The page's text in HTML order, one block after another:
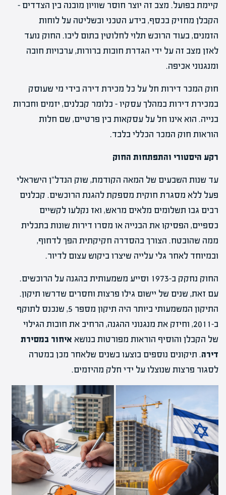
קיימת בפועל. מצב זה יוצר חוסר שוויון מובנה בין הצדדים –
הקבלן מחזיק בכסף, בידע הטכני ובשליטה על לוחות
הזמנים, בעוד הרוכש תלוי לחלוטין בתום ליבו. החוק נועד
לאזן מצב זה על ידי הגדרת חובות ברורות, ערבויות חובה
ומנגנוני אכיפה.
חוק המכר דירות חל על כל מכירת דירה בידי מי שעוסק
במכירת דירות במהלך עסקיו – כלומר קבלנים, יזמים וחברות
בנייה. הוא אינו חל על עסקאות בין פרטיים, שם חלות
הוראות חוק המכר הכללי בלבד.
רקע היסטורי והתפתחות החוק
עד שנות השבעים של המאה הקודמת, שוק הנדל"ן הישראלי
פעל ללא מסגרת חוקית מספקת להגנת הרוכשים. קבלנים
רבים גבו תשלומים מלאים מראש, ואז נקלעו לקשיים
כספיים, הפסיקו את הבנייה או מסרו דירות שונות בתכלית
ממה שהובטח. הצורך בהסדרה חקיקתית הפך לדחוף,
ובמיוחד לאחר גלי עלייה שיצרו ביקוש עצום לדיור.
החוק נחקק ב-1973 וסייע משמעותית בהגנה על הרוכשים.
עם זאת, שנים של יישום גילו פרצות וחסרים שדרשו תיקון.
התיקון המשמעותי ביותר היה תיקון מספר 5, שנכנס לתוקף
ב-2011, וחיזק את מנגנוני ההגנה, הרחיב את חובות הגילוי
של הקבלן והוסיף הוראות מפורטות בנושא איחור במסירת
דירה. תיקונים נוספים בוצעו בשנים שלאחר מכן במטרה
לסגור פרצות שנוצלו על ידי חלק מהיזמים.